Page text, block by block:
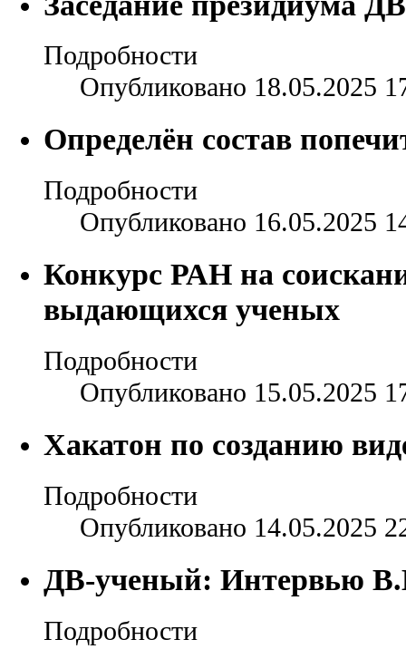
Подробности
Опубликовано 18.05.2025
Определён состав
Подробности
Опубликовано 16.05.2025
Конкурс РАН на
выдающихся ученых
Подробности
Опубликовано 15.05.2025
Хакатон по созданию
Подробности
Опубликовано 14.05.2025
ДВ-ученый: Интервью
Подробности